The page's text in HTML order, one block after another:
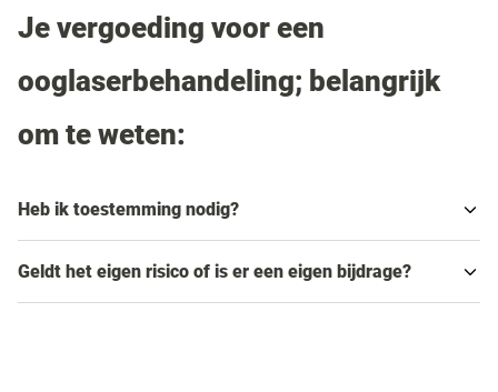
Je vergoeding voor een
ooglaserbehandeling; belangrijk
om te weten:
Heb ik toestemming nodig?
Geldt het eigen risico of is er een eigen bijdrage?